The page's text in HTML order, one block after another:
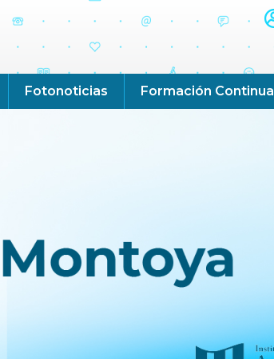
Fotonoticias Formación Continua